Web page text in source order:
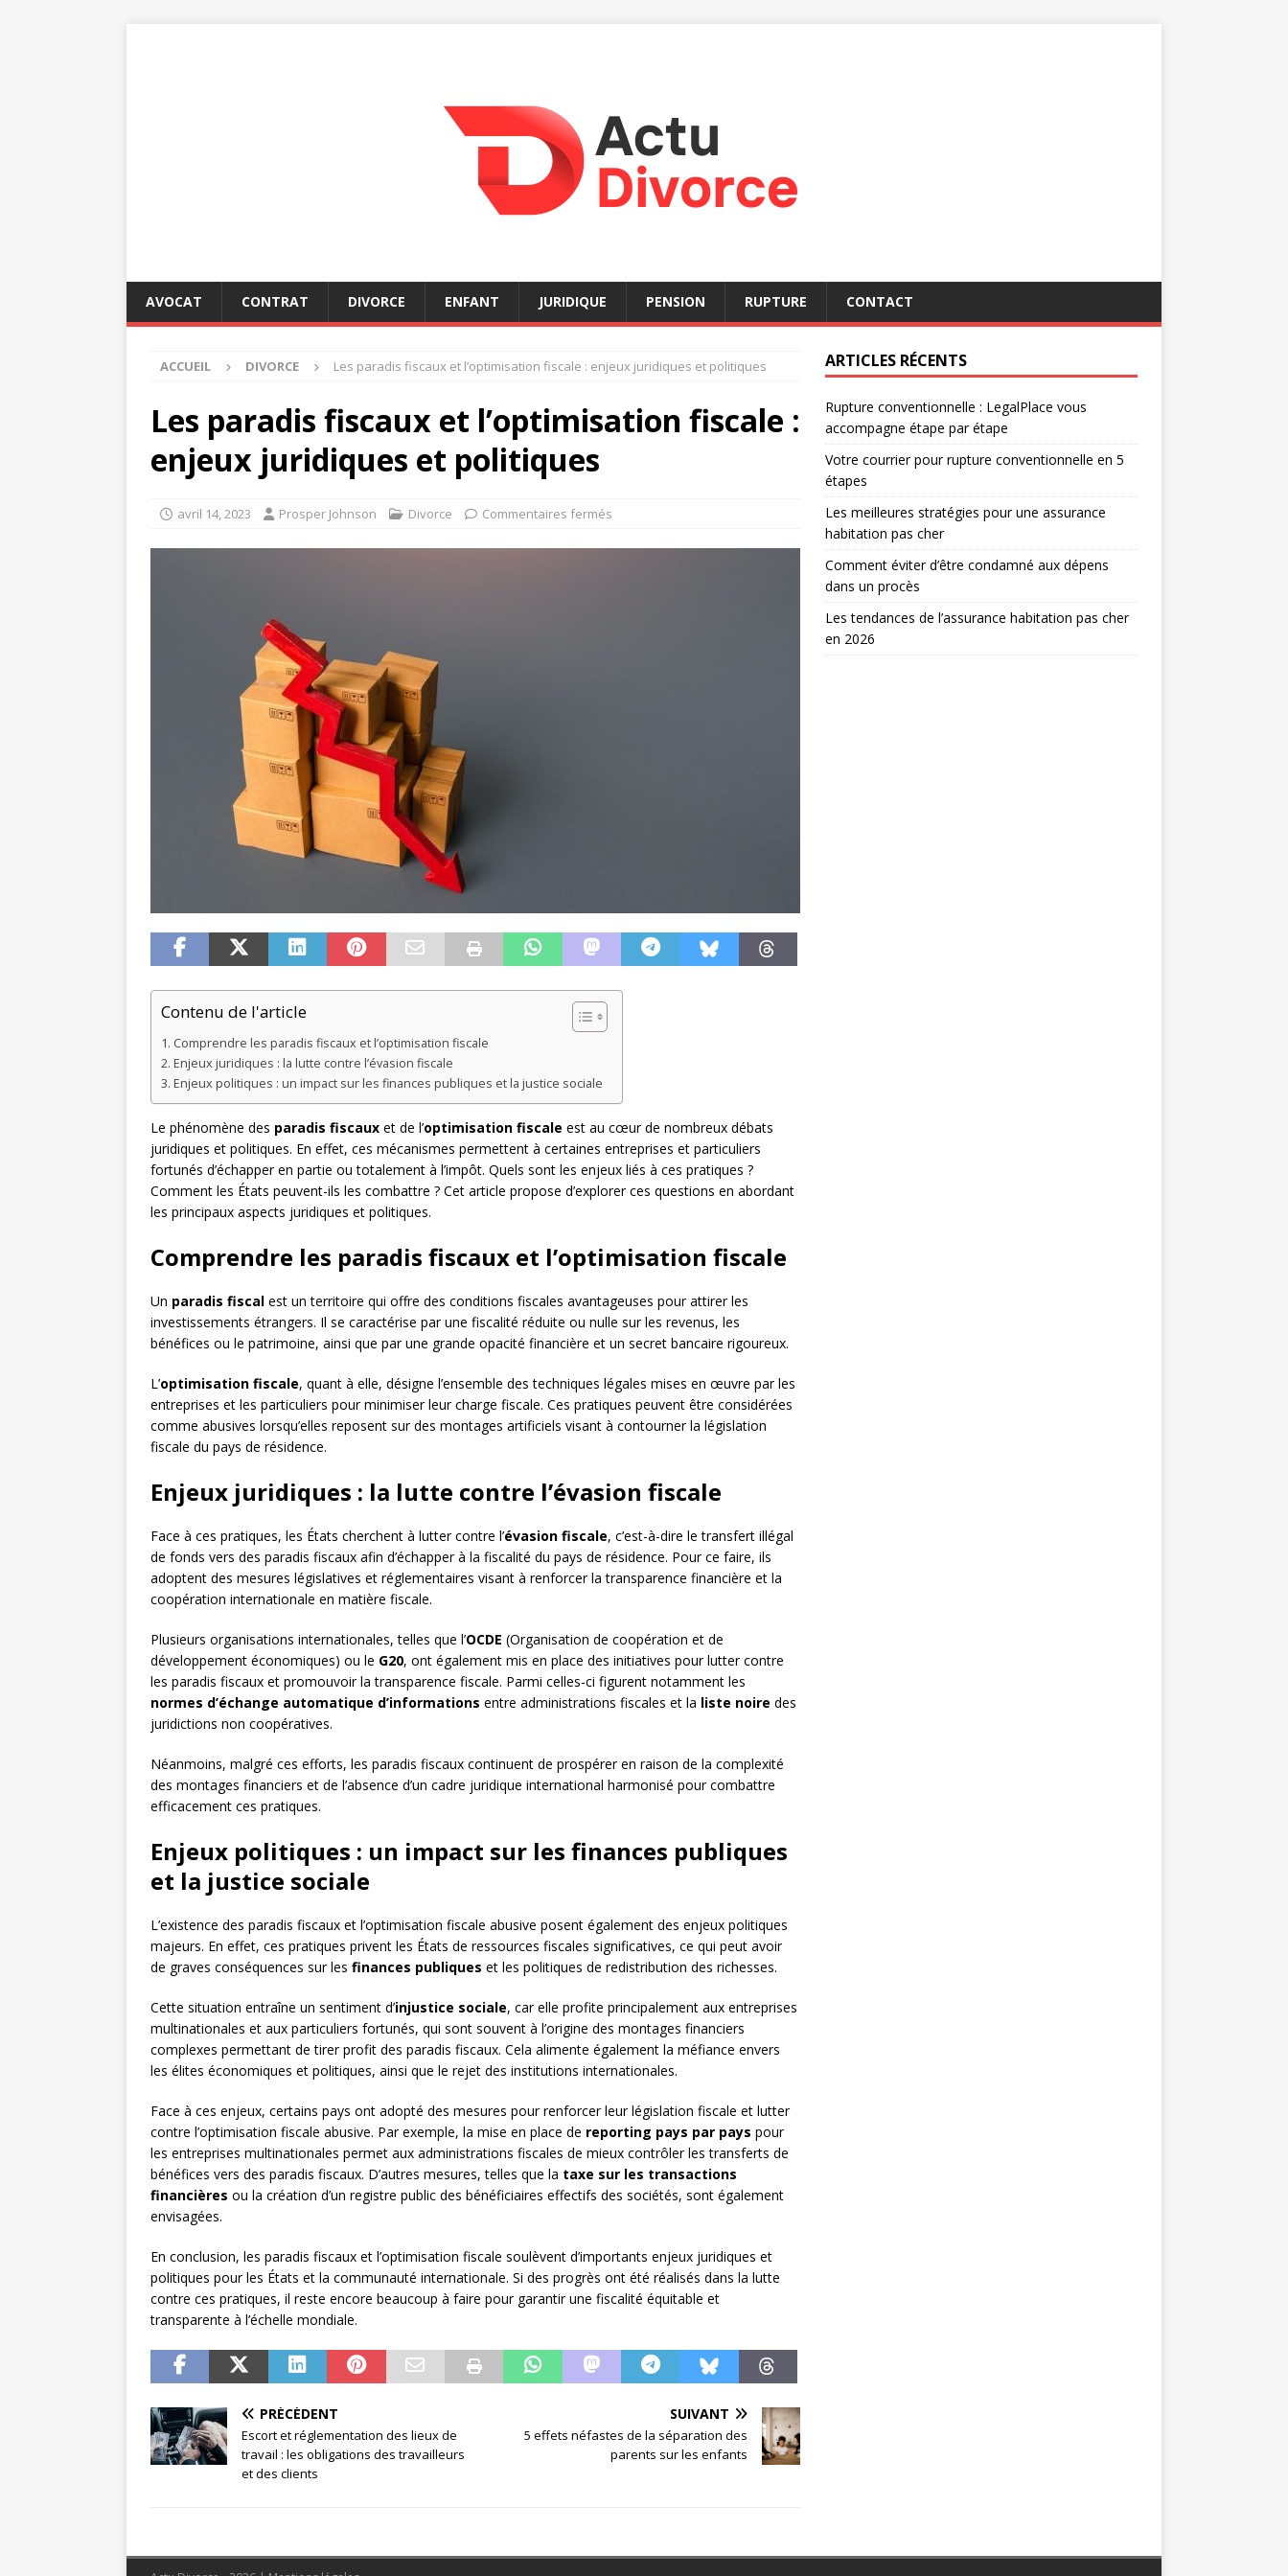
AVOCAT CONTRAT DIVORCE ENFANT JURIDIQUE PENSION RUPTURE CONTACT
ACCUEIL DIVORCE Les paradis fiscaux et l’optimisation fiscale : enjeux juridiques et politiques
Les paradis fiscaux et l’optimisation fiscale :
enjeux juridiques et politiques
avril 14, 2023 Prosper Johnson Divorce Commentaires fermés
Contenu de l'article
Comprendre les paradis fiscaux et l’optimisation fiscale
Enjeux juridiques : la lutte contre l’évasion fiscale
Enjeux politiques : un impact sur les finances publiques et la justice sociale
Le phénomène des paradis fiscaux et de l’optimisation fiscale est au cœur de nombreux débats
juridiques et politiques. En effet, ces mécanismes permettent à certaines entreprises et particuliers
fortunés d’échapper en partie ou totalement à l’impôt. Quels sont les enjeux liés à ces pratiques ?
Comment les États peuvent-ils les combattre ? Cet article propose d’explorer ces questions en abordant
les principaux aspects juridiques et politiques.
Comprendre les paradis fiscaux et l’optimisation fiscale
Un paradis fiscal est un territoire qui offre des conditions fiscales avantageuses pour attirer les
investissements étrangers. Il se caractérise par une fiscalité réduite ou nulle sur les revenus, les
bénéfices ou le patrimoine, ainsi que par une grande opacité financière et un secret bancaire rigoureux.
L’optimisation fiscale, quant à elle, désigne l’ensemble des techniques légales mises en œuvre par les
entreprises et les particuliers pour minimiser leur charge fiscale. Ces pratiques peuvent être considérées
comme abusives lorsqu’elles reposent sur des montages artificiels visant à contourner la législation
fiscale du pays de résidence.
Enjeux juridiques : la lutte contre l’évasion fiscale
Face à ces pratiques, les États cherchent à lutter contre l’évasion fiscale, c’est-à-dire le transfert illégal
de fonds vers des paradis fiscaux afin d’échapper à la fiscalité du pays de résidence. Pour ce faire, ils
adoptent des mesures législatives et réglementaires visant à renforcer la transparence financière et la
coopération internationale en matière fiscale.
Plusieurs organisations internationales, telles que l’OCDE (Organisation de coopération et de
développement économiques) ou le G20, ont également mis en place des initiatives pour lutter contre
les paradis fiscaux et promouvoir la transparence fiscale. Parmi celles-ci figurent notamment les
normes d’échange automatique d’informations entre administrations fiscales et la liste noire des
juridictions non coopératives.
Néanmoins, malgré ces efforts, les paradis fiscaux continuent de prospérer en raison de la complexité
des montages financiers et de l’absence d’un cadre juridique international harmonisé pour combattre
efficacement ces pratiques.
Enjeux politiques : un impact sur les finances publiques
et la justice sociale
L’existence des paradis fiscaux et l’optimisation fiscale abusive posent également des enjeux politiques
majeurs. En effet, ces pratiques privent les États de ressources fiscales significatives, ce qui peut avoir
de graves conséquences sur les finances publiques et les politiques de redistribution des richesses.
Cette situation entraîne un sentiment d’injustice sociale, car elle profite principalement aux entreprises
multinationales et aux particuliers fortunés, qui sont souvent à l’origine des montages financiers
complexes permettant de tirer profit des paradis fiscaux. Cela alimente également la méfiance envers
les élites économiques et politiques, ainsi que le rejet des institutions internationales.
Face à ces enjeux, certains pays ont adopté des mesures pour renforcer leur législation fiscale et lutter
contre l’optimisation fiscale abusive. Par exemple, la mise en place de reporting pays par pays pour
les entreprises multinationales permet aux administrations fiscales de mieux contrôler les transferts de
bénéfices vers des paradis fiscaux. D’autres mesures, telles que la taxe sur les transactions
financières ou la création d’un registre public des bénéficiaires effectifs des sociétés, sont également
envisagées.
En conclusion, les paradis fiscaux et l’optimisation fiscale soulèvent d’importants enjeux juridiques et
politiques pour les États et la communauté internationale. Si des progrès ont été réalisés dans la lutte
contre ces pratiques, il reste encore beaucoup à faire pour garantir une fiscalité équitable et
transparente à l’échelle mondiale.
PRÉCÉDENT
Escort et réglementation des lieux de
travail : les obligations des travailleurs
et des clients
SUIVANT
5 effets néfastes de la séparation des
parents sur les enfants
ARTICLES RÉCENTS
Rupture conventionnelle : LegalPlace vous
accompagne étape par étape
Votre courrier pour rupture conventionnelle en 5
étapes
Les meilleures stratégies pour une assurance
habitation pas cher
Comment éviter d’être condamné aux dépens
dans un procès
Les tendances de l’assurance habitation pas cher
en 2026